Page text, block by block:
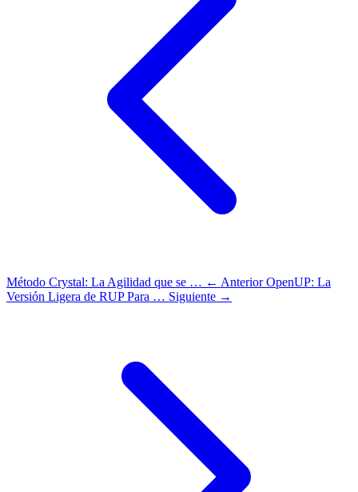
Método Crystal: La Agilidad que se … ← Anterior OpenUP: La
Versión Ligera de RUP Para … Siguiente →